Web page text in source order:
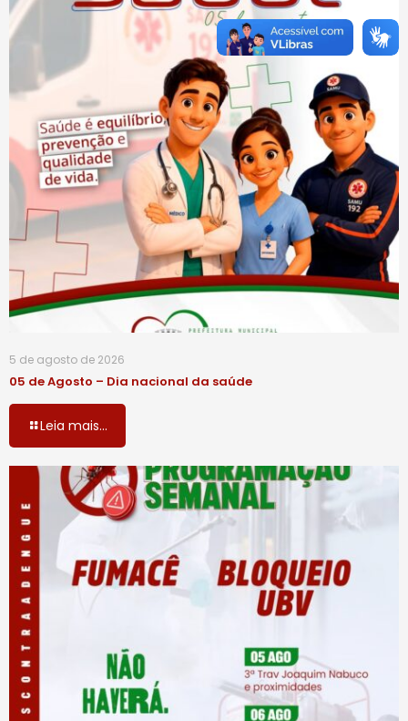
5 de agosto de 2026
05 de Agosto – Dia nacional da saúde
Leia mais...